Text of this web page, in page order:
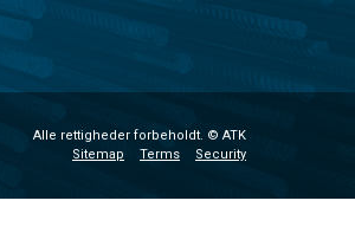
Alle rettigheder forbeholdt. © ATK
Sitemap
Terms Security